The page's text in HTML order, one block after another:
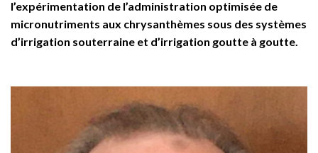
l’expérimentation de l’administration optimisée de
micronutriments aux chrysanthèmes sous des systèmes
d’irrigation souterraine et d’irrigation goutte à goutte.